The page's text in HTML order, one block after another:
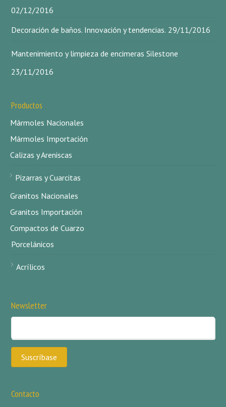
02/12/2016
Decoración de baños. Innovación y tendencias. 29/11/2016
Mantenimiento y limpieza de encimeras Silestone
23/11/2016
Productos
Mármoles Nacionales
Mármoles Importación
Calizas y Areniscas
Pizarras y Cuarcitas
Granitos Nacionales
Granitos Importación
Compactos de Cuarzo
Porcelánicos
Acrílicos
Newsletter
Contacto